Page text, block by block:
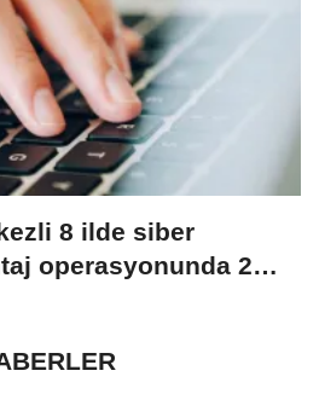
8 ilde siber
operasyonunda 2